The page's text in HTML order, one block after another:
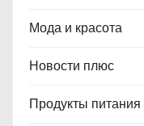
Мода и красота
Новости плюс
Продукты питания